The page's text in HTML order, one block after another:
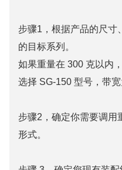
步骤1，根据产品的尺寸
的目标系列。
如果重量在 300 克以内
选择 SG-150 型号，带
步骤2，确定你需要调用
形式。